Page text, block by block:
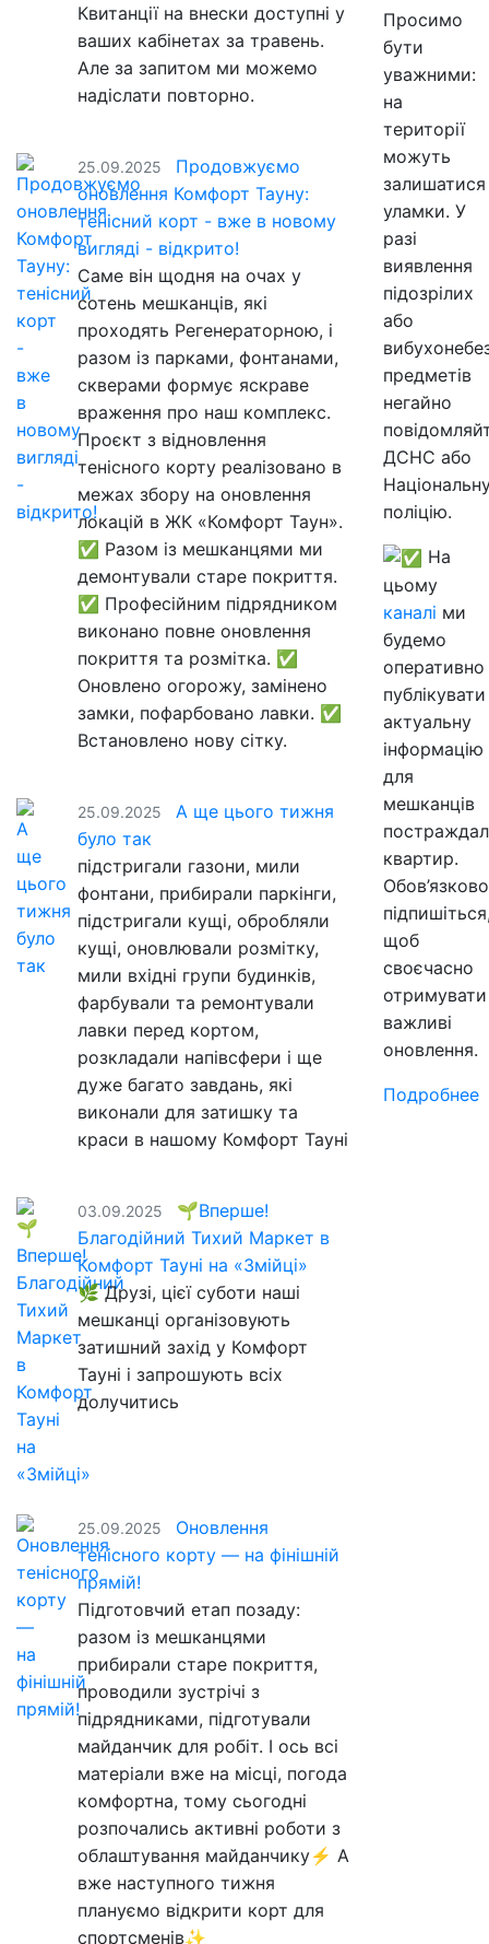
Квитанції на внески доступні у
ваших кабінетах за травень.
Але за запитом ми можемо
надіслати повторно.
25.09.2025
Продовжуємо
оновлення Комфорт Тауну:
тенісний корт - вже в новому
вигляді - відкрито!
Саме він щодня на очах у
сотень мешканців, які
проходять Регенераторною, і
разом із парками, фонтанами,
скверами формує яскраве
враження про наш комплекс.
Проєкт з відновлення
тенісного корту реалізовано в
межах збору на оновлення
локацій в ЖК «Комфорт Таун».
✅ Разом із мешканцями ми
демонтували старе покриття.
✅ Професійним підрядником
виконано повне оновлення
покриття та розмітка. ✅
Оновлено огорожу, замінено
замки, пофарбовано лавки. ✅
Встановлено нову сітку.
25.09.2025
А ще цього тижня
було так
підстригали газони, мили
фонтани, прибирали паркінги,
підстригали кущі, обробляли
кущі, оновлювали розмітку,
мили вхідні групи будинків,
фарбували та ремонтували
лавки перед кортом,
розкладали напівсфери і ще
дуже багато завдань, які
виконали для затишку та
краси в нашому Комфорт Тауні
03.09.2025
🌱Вперше!
Благодійний Тихий Маркет в
Комфорт Тауні на «Змійці»
🌿 Друзі, цієї суботи наші
мешканці організовують
затишний захід у Комфорт
Тауні і запрошують всіх
долучитись
25.09.2025
Оновлення
тенісного корту — на фінішній
прямій!
Підготовчий етап позаду:
разом із мешканцями
прибирали старе покриття,
проводили зустрічі з
підрядниками, підготували
майданчик для робіт. І ось всі
матеріали вже на місці, погода
комфортна, тому сьогодні
розпочались активні роботи з
облаштування майданчику⚡️ А
вже наступного тижня
плануємо відкрити корт для
спортсменів✨
Просимо
бути
уважними:
на
території
можуть
залишатися
уламки. У
разі
виявлення
підозрілих
або
предметів
негайно
ДСНС або
поліцію.
На
цьому
каналі ми
будемо
оперативно
публікувати
актуальну
інформацію
для
мешканців
квартир.
Обов’язково
щоб
своєчасно
отримувати
важливі
оновлення.
Подробнее